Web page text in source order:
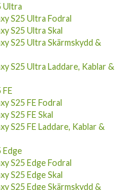
Ultra
S25 Ultra Fodral
S25 Ultra Skal
S25 Ultra Skärmskydd &
S25 Ultra Laddare, Kablar &
FE
S25 FE Fodral
S25 FE Skal
S25 FE Laddare, Kablar &
Edge
S25 Edge Fodral
S25 Edge Skal
S25 Edge Skärmskydd &